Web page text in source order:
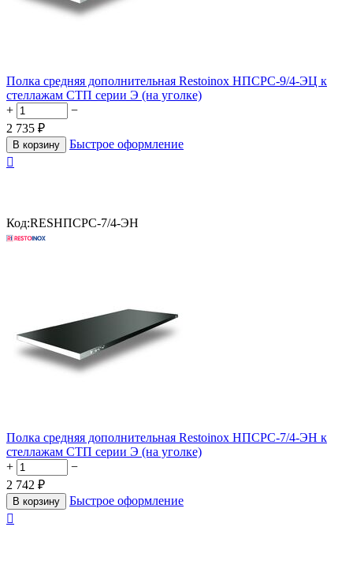
Полка средняя дополнительная Restoinox НПСРС-9/4-ЭЦ к
стеллажам СТП серии Э (на уголке)
+
−
2 735 ₽
В корзину
Быстрое оформление

Код:RESНПСРС-7/4-ЭН
Полка средняя дополнительная Restoinox НПСРС-7/4-ЭН к
стеллажам СТП серии Э (на уголке)
+
−
2 742 ₽
В корзину
Быстрое оформление
